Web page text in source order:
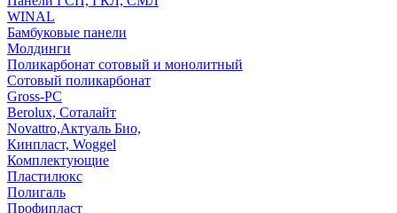
WINAL
Бамбуковые панели
Молдинги
Поликарбонат сотовый и монолитный
Сотовый поликарбонат
Gross-PC
Berolux, Соталайт
Novattro,Актуаль Био,
Кинпласт, Woggel
Комплектующие
Пластилюкс
Полигаль
Профипласт